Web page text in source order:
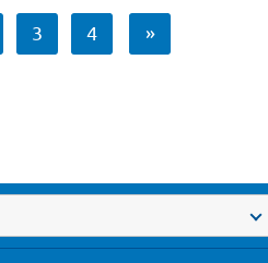
3 4 »